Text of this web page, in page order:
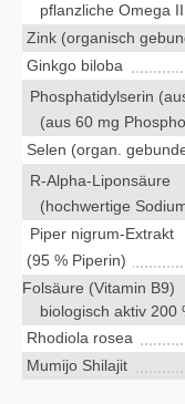
pflanzliche Omega
Zink (organisch
Ginkgo biloba
Phosphatidylserin
(aus 60 mg
Selen (organ.
R-Alpha-Liponsäure
(hochwertige
Piper nigrum-Extrakt
(95 % Piperin)
Folsäure (Vitamin B9)
biologisch aktiv 200
Rhodiola rosea
Mumijo Shilajit